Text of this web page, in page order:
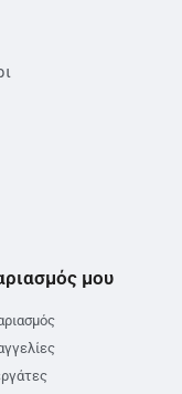
μου